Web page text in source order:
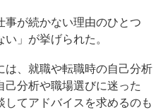
事が続かない理由のひとつ
」が挙げられた。
は、就職や転職時の自己分析
分析や職場選びに迷った
してアドバイスを求めるのも